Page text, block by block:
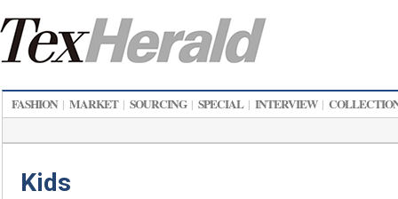
FASHION | MARKET | SOURCING | SPECIAL | INTERVIEW |
Kids